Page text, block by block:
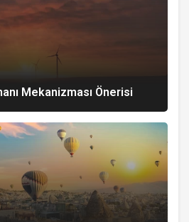
Mekanizması Önerisi